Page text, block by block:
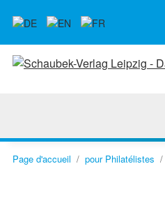
Page d'accueil pour Philatélistes